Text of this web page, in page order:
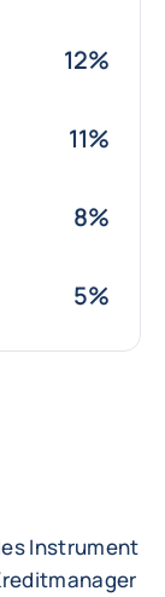
12%
11%
8%
5%
Instrument